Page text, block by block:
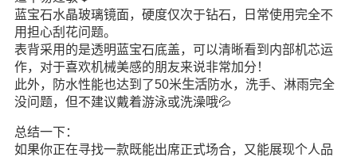
蓝宝石水晶玻璃镜面，硬度仅次于钻石，日常使用完全不
用担心刮花问题。
表背采用的是透明蓝宝石底盖，可以清晰看到内部机芯运
作，对于喜欢机械美感的朋友来说非常加分！
此外，防水性能也达到了50米生活防水，洗手、淋雨完全
没问题，但不建议戴着游泳或洗澡哦💦
总结一下：
如果你正在寻找一款既能出席正式场合，又能展现个人品